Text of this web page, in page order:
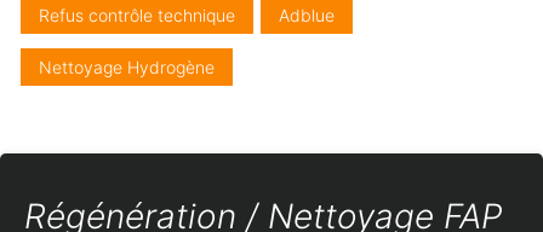
Refus contrôle technique Adblue
Nettoyage Hydrogène
Régénération / Nettoyage FAP